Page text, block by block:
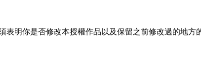
表明你是否修改本授權作品以及保留之前修改過的地